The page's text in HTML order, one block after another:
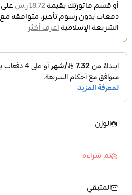
أو قسم فاتورتك بقيمة 18.72 ر.س على
دفعات بدون رسوم تأخير، متوافقة مع
الشريعة الإسلاميةاعرف أكثر
الوزن
تم شراءه
المتبقي